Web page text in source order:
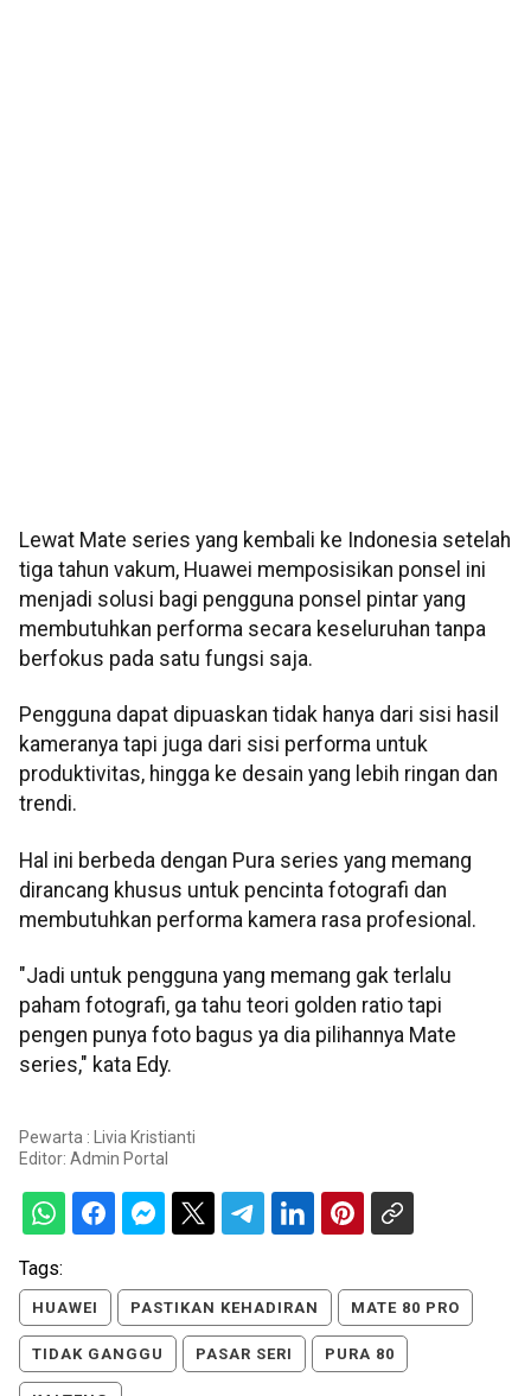
Lewat Mate series yang kembali ke Indonesia setelah
tiga tahun vakum, Huawei memposisikan ponsel ini
menjadi solusi bagi pengguna ponsel pintar yang
membutuhkan performa secara keseluruhan tanpa
berfokus pada satu fungsi saja.
Pengguna dapat dipuaskan tidak hanya dari sisi hasil
kameranya tapi juga dari sisi performa untuk
produktivitas, hingga ke desain yang lebih ringan dan
trendi.
Hal ini berbeda dengan Pura series yang memang
dirancang khusus untuk pencinta fotografi dan
membutuhkan performa kamera rasa profesional.
"Jadi untuk pengguna yang memang gak terlalu
paham fotografi, ga tahu teori golden ratio tapi
pengen punya foto bagus ya dia pilihannya Mate
series," kata Edy.
Pewarta : Livia Kristianti
Editor: Admin Portal
Tags:
HUAWEI PASTIKAN KEHADIRAN MATE 80 PRO
TIDAK GANGGU PASAR SERI PURA 80